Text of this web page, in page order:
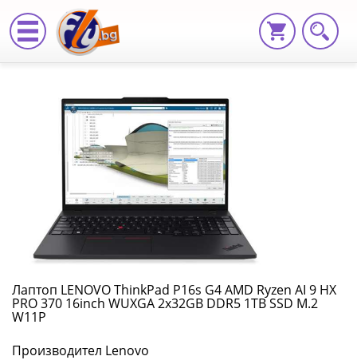
Лаптоп
LENOVO
ThinkPad
P16s
G4
AMD
Ryzen
AI
9
HX
Лаптоп LENOVO ThinkPad P16s G4 AMD Ryzen AI 9 HX
PRO 370 16inch WUXGA 2x32GB DDR5 1TB SSD M.2
W11P
Производител Lenovo